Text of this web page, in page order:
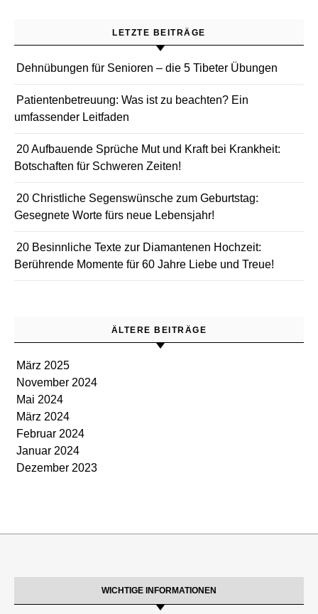
LETZTE BEITRÄGE
Dehnübungen für Senioren – die 5 Tibeter Übungen
Patientenbetreuung: Was ist zu beachten? Ein
umfassender Leitfaden
20 Aufbauende Sprüche Mut und Kraft bei Krankheit:
Botschaften für Schweren Zeiten!
20 Christliche Segenswünsche zum Geburtstag:
Gesegnete Worte fürs neue Lebensjahr!
20 Besinnliche Texte zur Diamantenen Hochzeit:
Berührende Momente für 60 Jahre Liebe und Treue!
ÄLTERE BEITRÄGE
März 2025
November 2024
Mai 2024
März 2024
Februar 2024
Januar 2024
Dezember 2023
WICHTIGE INFORMATIONEN